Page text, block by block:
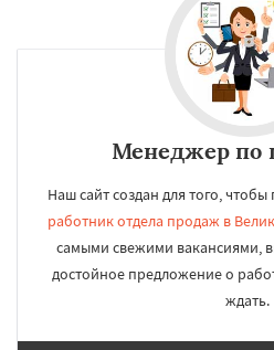
Менеджер по
Наш сайт создан для того,
работник отдела продаж в
самыми свежими вакансиями,
достойное предложение о
ждать.